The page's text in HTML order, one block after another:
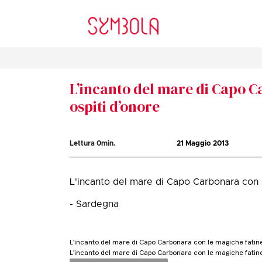
L’incanto del mare di Capo
ospiti d’onore
Lettura0min. 21 Maggio 2013
L'incanto del mare di Capo Carbonara
- Sardegna
L'incanto del mare di Capo Carbonara con le magiche
L'incanto del mare di Capo Carbonara con le magiche